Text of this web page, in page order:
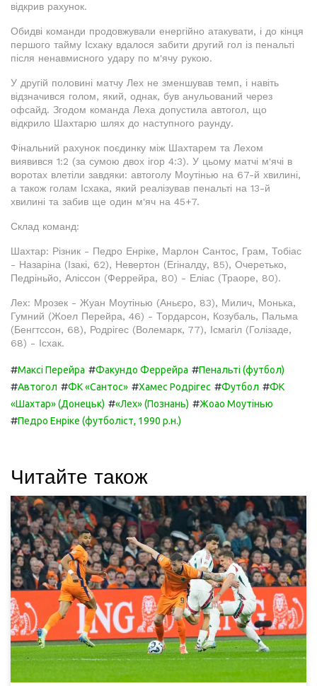
відкрив рахунок.
Обидві команди продовжували енергійно атакувати, і до кінця
першого тайму Ісхаку вдалося забити другий гол із пенальті
після ненавмисного удару по м'ячу рукою.
У другій половині матчу Лех не зменшував темп, і навіть
відзначився голом, який, однак, був анульований через
офсайд. Згодом команда Леха допустила автогол, що
відкрило Шахтарю шлях до наступного раунду.
Фінальний рахунок поєдинку між Шахтарем та Лехом
виявився 1:2 (за сумою двох ігор 4:3). У цьому матчі м'ячі в
воротах влетіли завдяки: автоголу Моутінью на 67-й хвилині,
а також голам Ісхака, який реалізував пенальті на 13-й
хвилині та забив ще один м'яч на 45+7.
Склад команд:
Шахтар: Різник - Педро Енріке, Марлон Сантос, Грам, Тобіас
- Назаріна (Ізакі, 62), Невертон (Егіналду, 85), Очеретько,
Педріньйо, Аліссон (Феррейра, 80) - Еліас (Траоре, 80).
Лех: Мрозек - Жуан Моутінью (Аньєро, 83), Милич, Монька,
Гумний (Жоел Перейра, 46) - Тордарсон, Козубаль, Пальма
(Бенгтссон, 68), Родрігес (Волемарк, 77), Ісмагіл (Голізаде,
68) - Ісхак.
#Максі Перейра #Факундо Феррейра #Пенальті (футбол)
#Автогол #ФК «Сантос» #Хамес Родрігес #Футбол #ФК
«Шахтар» (Донецьк) #«Лех» (Познань) #Жоао Моутінью
#Педро Енріке (футболіст, 1990 р.н.)
Читайте також